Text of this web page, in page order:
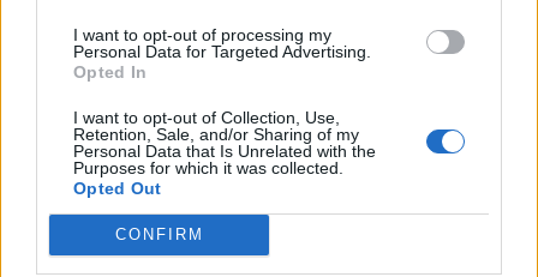
I want to opt-out of processing my
Personal Data for Targeted Advertising.
Opted In
I want to opt-out of Collection, Use,
Retention, Sale, and/or Sharing of my
Personal Data that Is Unrelated with the
Purposes for which it was collected.
Opted Out
CONFIRM